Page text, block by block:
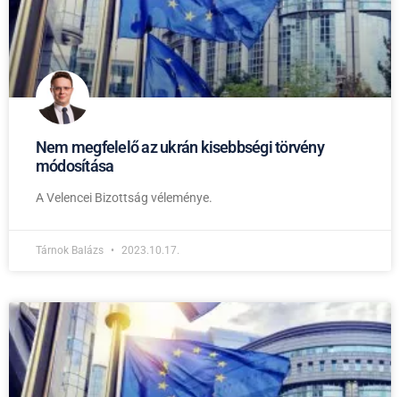
Nem megfelelő az ukrán kisebbségi törvény
módosítása
A Velencei Bizottság véleménye.
Tárnok Balázs 2023.10.17.